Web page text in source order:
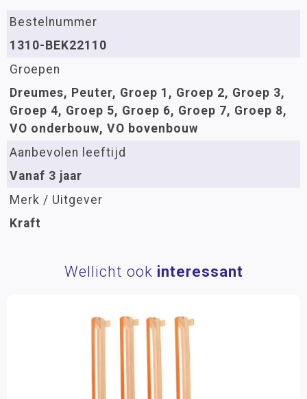
Bestelnummer
1310-BEK22110
Groepen
Dreumes, Peuter, Groep 1, Groep 2, Groep 3,
Groep 4, Groep 5, Groep 6, Groep 7, Groep 8,
VO onderbouw, VO bovenbouw
Aanbevolen leeftijd
Vanaf 3 jaar
Merk / Uitgever
Kraft
Wellicht ook interessant